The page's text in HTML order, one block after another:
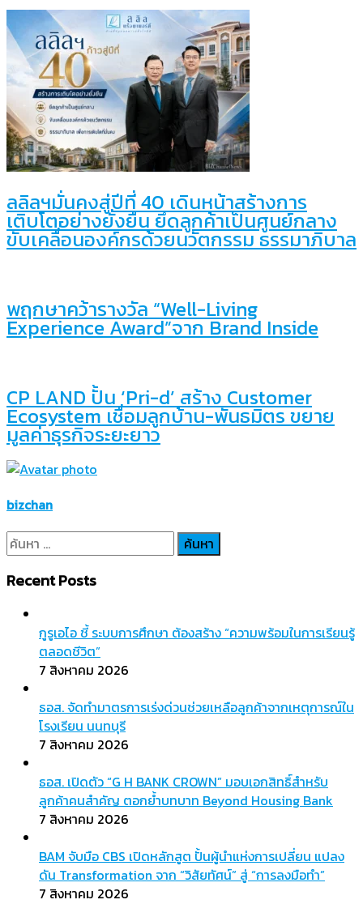
ลลิลฯมั่นคงสู่ปีที่ 40 เดินหน้าสร้างการ
เติบโตอย่างยั่งยืน ยึดลูกค้าเป็นศูนย์กลาง
ขับเคลื่อนองค์กรด้วยนวัตกรรม ธรรมาภิบาล
พฤกษาคว้ารางวัล “Well-Living
Experience Award”จาก Brand Inside
CP LAND ปั้น ‘Pri-d’ สร้าง Customer
Ecosystem เชื่อมลูกบ้าน-พันธมิตร ขยาย
มูลค่าธุรกิจระยะยาว
bizchan
ค้นหา
สำหรับ:
Recent Posts
กูรูเอไอ ชี้ ระบบการศึกษา ต้องสร้าง “ความพร้อมในการเรียนรู้
ตลอดชีวิต”
7 สิงหาคม 2026
ธอส. จัดทำมาตรการเร่งด่วนช่วยเหลือลูกค้าจากเหตุการณ์ใน
โรงเรียน นนทบุรี
7 สิงหาคม 2026
ธอส. เปิดตัว “G H BANK CROWN” มอบเอกสิทธิ์สำหรับ
ลูกค้าคนสำคัญ ตอกย้ำบทบาท Beyond Housing Bank
7 สิงหาคม 2026
BAM จับมือ CBS เปิดหลักสูต ปั้นผู้นำแห่งการเปลี่ยน แปลง
ดัน Transformation จาก “วิสัยทัศน์” สู่ “การลงมือทำ”
7 สิงหาคม 2026